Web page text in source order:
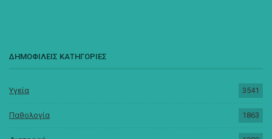
ΔΗΜΟΦΙΛΕΙΣ ΚΑΤΗΓΟΡΙΕΣ
Υγεία 3541
Παθολογία 1863